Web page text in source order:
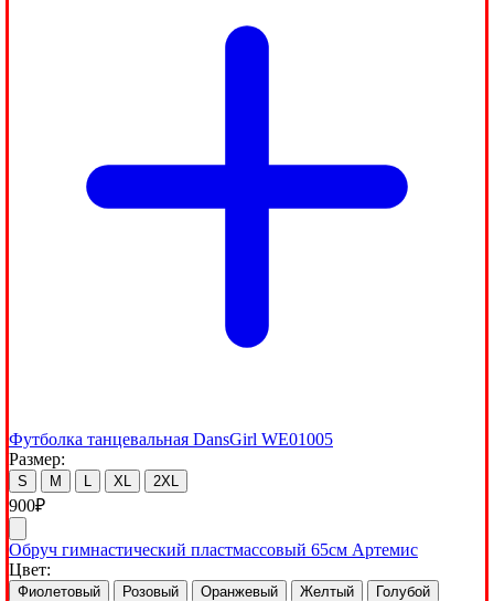
Футболка танцевальная DansGirl WE01005
Размер:
S M XL 2XL
900₽
Обруч гимнастический пластмассовый 65см Артемис
Цвет:
Фиолетовый Розовый Оранжевый Желтый Голубой